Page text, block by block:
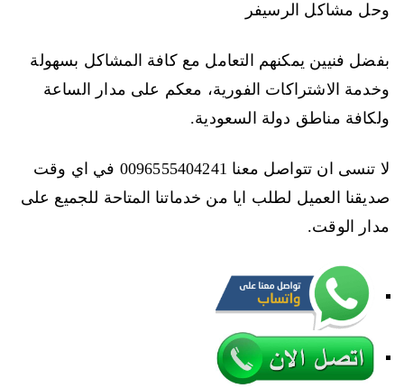
وحل مشاكل الرسيفر
بفضل فنيين يمكنهم التعامل مع كافة المشاكل بسهولة
وخدمة الاشتراكات الفورية، معكم على مدار الساعة
ولكافة مناطق دولة السعودية.
لا تنسى ان تتواصل معنا 0096555404241 في اي وقت
صديقنا العميل لطلب ايا من خدماتنا المتاحة للجميع على
مدار الوقت.